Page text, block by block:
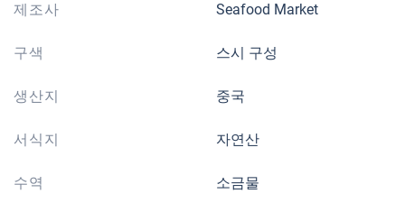
제조사 Seafood Market
구색 스시 구성
생산지 중국
서식지 자연산
수역 소금물